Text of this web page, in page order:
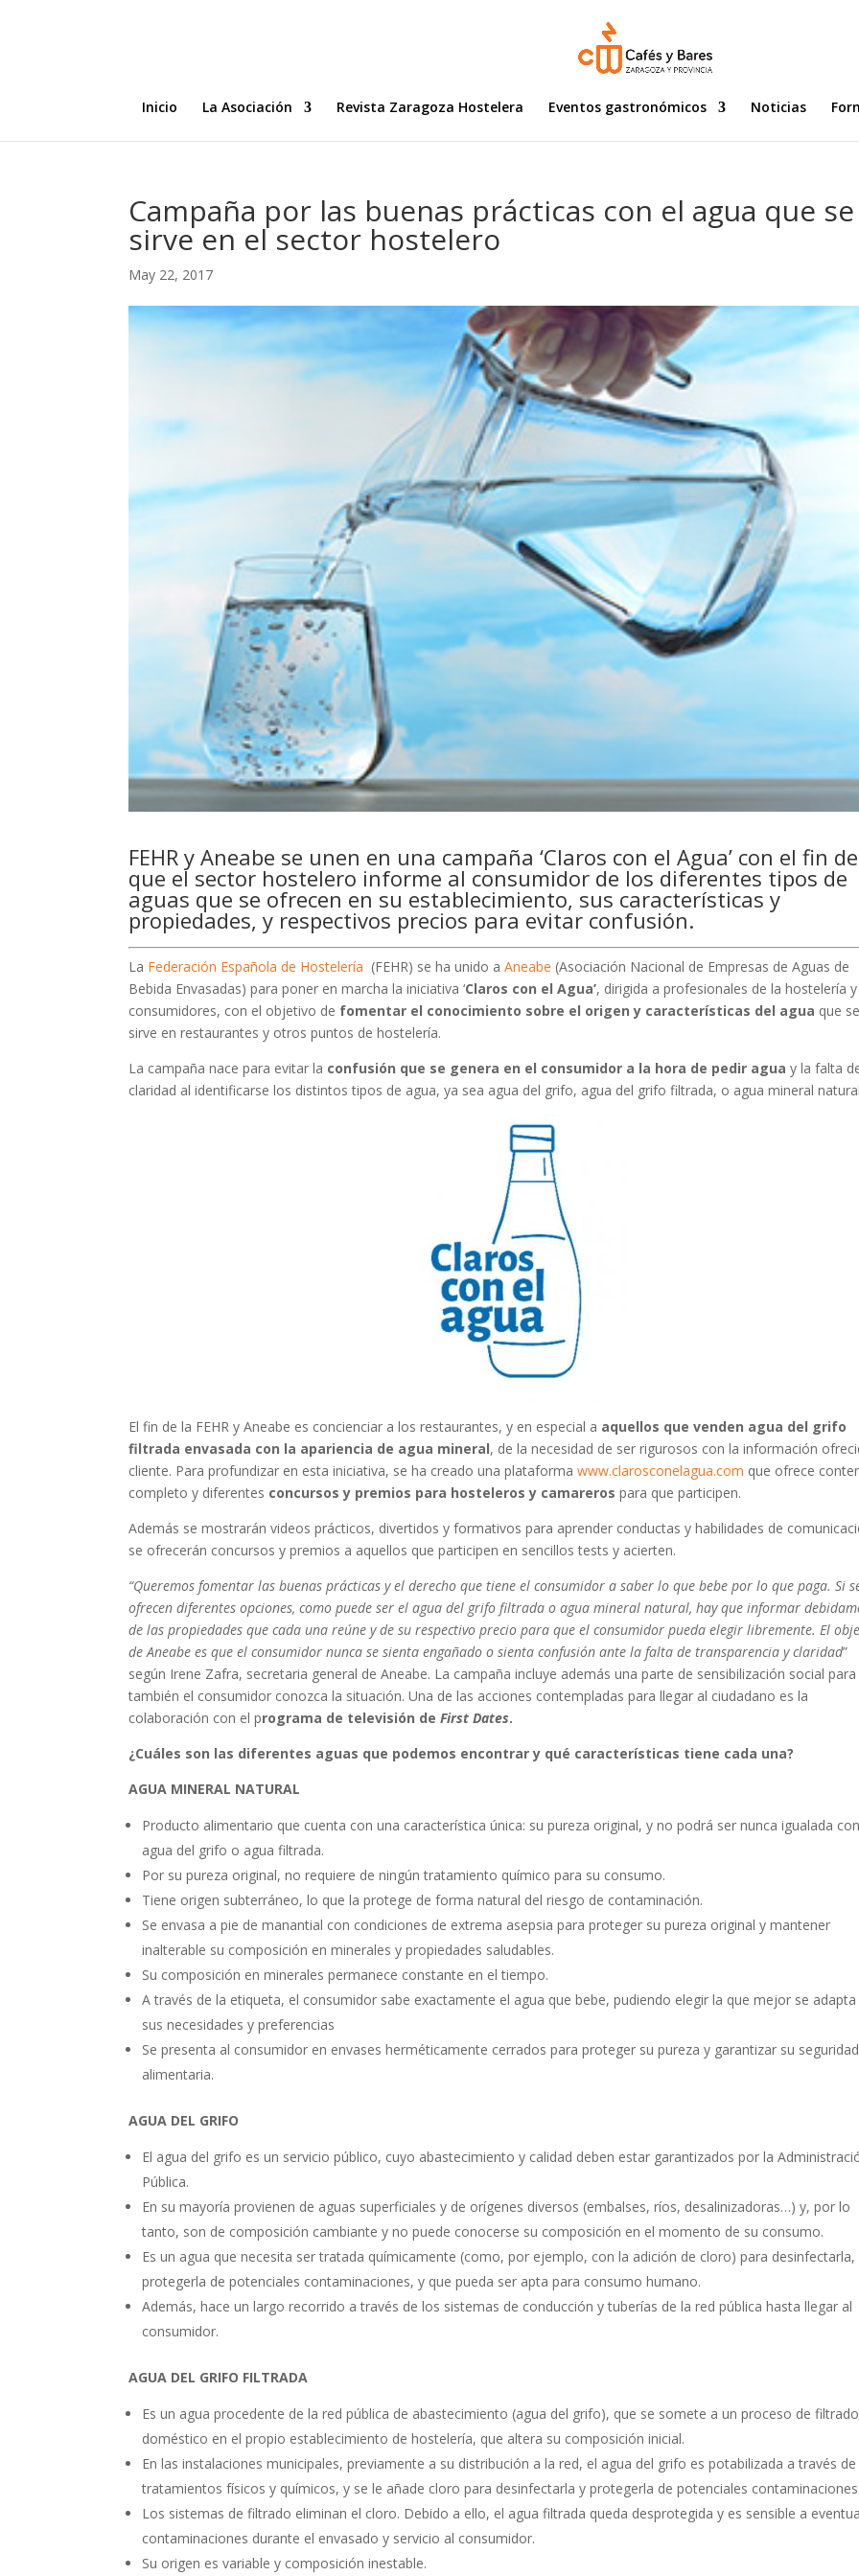
Inicio La Asociación Revista Zaragoza Hostelera Eventos gastronómicos Noticias
Campaña por las buenas prácticas con el agua que se
sirve en el sector hostelero
May 22, 2017
FEHR y Aneabe se unen en una campaña ‘Claros con el Agua’ con el fin de
que el sector hostelero informe al consumidor de los diferentes tipos de
aguas que se ofrecen en su establecimiento, sus características y
propiedades, y respectivos precios para evitar confusión.
La Federación Española de Hostelería (FEHR) se ha unido aAneabe (Asociación Nacional de Empresas de Aguas de
Bebida Envasadas) para poner en marcha la iniciativa ‘Claros con el Agua’, dirigida a profesionales de la hostelería y
consumidores, con el objetivo de fomentar el conocimiento sobre el origen y características del agua que se
sirve en restaurantes y otros puntos de hostelería.
La campaña nace para evitar la confusión que se genera en el consumidor a la hora de pedir agua y la falta
claridad al identificarse los distintos tipos de agua, ya sea agua del grifo, agua del grifo filtrada, o agua mineral
El fin de la FEHR y Aneabe es concienciar a los restaurantes, y en especial a aquellos que venden agua del grifo
filtrada envasada con la apariencia de agua mineral, de la necesidad de ser rigurosos con la información
cliente. Para profundizar en esta iniciativa, se ha creado una plataformawww.clarosconelagua.com que ofrece
completo y diferentes concursos y premios para hosteleros y camareros para que participen.
Además se mostrarán videos prácticos, divertidos y formativos para aprender conductas y habilidades de
se ofrecerán concursos y premios a aquellos que participen en sencillos tests y acierten.
“Queremos fomentar las buenas prácticas y el derecho que tiene el consumidor a saber lo que bebe por lo que paga. Si
ofrecen diferentes opciones, como puede ser el agua del grifo filtrada o agua mineral natural, hay que informar
de las propiedades que cada una reúne y de su respectivo precio para que el consumidor pueda elegir libremente. El
de Aneabe es que el consumidor nunca se sienta engañado o sienta confusión ante la falta de transparencia y claridad”
según Irene Zafra, secretaria general de Aneabe. La campaña incluye además una parte de sensibilización social para
también el consumidor conozca la situación. Una de las acciones contempladas para llegar al ciudadano es la
colaboración con el programa de televisión deFirst Dates.
¿Cuáles son las diferentes aguas que podemos encontrar y qué características tiene cada una?
AGUA MINERAL NATURAL
Producto alimentario que cuenta con una característica única: su pureza original, y no podrá ser nunca igualada
agua del grifo o agua filtrada.
Por su pureza original, no requiere de ningún tratamiento químico para su consumo.
Tiene origen subterráneo, lo que la protege de forma natural del riesgo de contaminación.
Se envasa a pie de manantial con condiciones de extrema asepsia para proteger su pureza original y mantener
inalterable su composición en minerales y propiedades saludables.
Su composición en minerales permanece constante en el tiempo.
A través de la etiqueta, el consumidor sabe exactamente el agua que bebe, pudiendo elegir la que mejor se adapta
sus necesidades y preferencias
Se presenta al consumidor en envases herméticamente cerrados para proteger su pureza y garantizar su seguridad
alimentaria.
AGUA DEL GRIFO
El agua del grifo es un servicio público, cuyo abastecimiento y calidad deben estar garantizados por la
Pública.
En su mayoría provienen de aguas superficiales y de orígenes diversos (embalses, ríos, desalinizadoras…) y, por lo
tanto, son de composición cambiante y no puede conocerse su composición en el momento de su consumo.
Es un agua que necesita ser tratada químicamente (como, por ejemplo, con la adición de cloro) para desinfectarla,
protegerla de potenciales contaminaciones, y que pueda ser apta para consumo humano.
Además, hace un largo recorrido a través de los sistemas de conducción y tuberías de la red pública hasta llegar al
consumidor.
AGUA DEL GRIFO FILTRADA
Es un agua procedente de la red pública de abastecimiento (agua del grifo), que se somete a un proceso de filtrado
doméstico en el propio establecimiento de hostelería, que altera su composición inicial.
En las instalaciones municipales, previamente a su distribución a la red, el agua del grifo es potabilizada a través de
tratamientos físicos y químicos, y se le añade cloro para desinfectarla y protegerla de potenciales contaminaciones.
Los sistemas de filtrado eliminan el cloro. Debido a ello, el agua filtrada queda desprotegida y es sensible a
contaminaciones durante el envasado y servicio al consumidor.
Su origen es variable y composición inestable.